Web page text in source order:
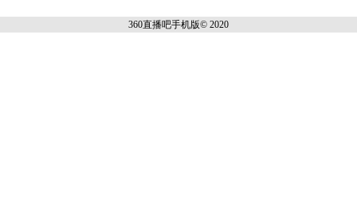
360直播吧手机版© 2020